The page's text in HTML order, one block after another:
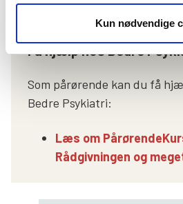
Kun nødvendige
Få hjælp hos Bedre
Som pårørende kan du få
Bedre Psykiatri:
Læs om
Rådgivningen og